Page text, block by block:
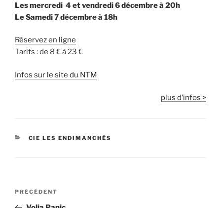
Les mercredi 4 et vendredi 6 décembre à 20h
Le Samedi 7 décembre à 18h
Réservez en ligne
Tarifs : de 8 € à 23 €
Infos sur le site du NTM
plus d’infos >
CATÉGORIES
CIE LES ENDIMANCHÉS
Navigation
Article
précédent
PRÉCÉDENT